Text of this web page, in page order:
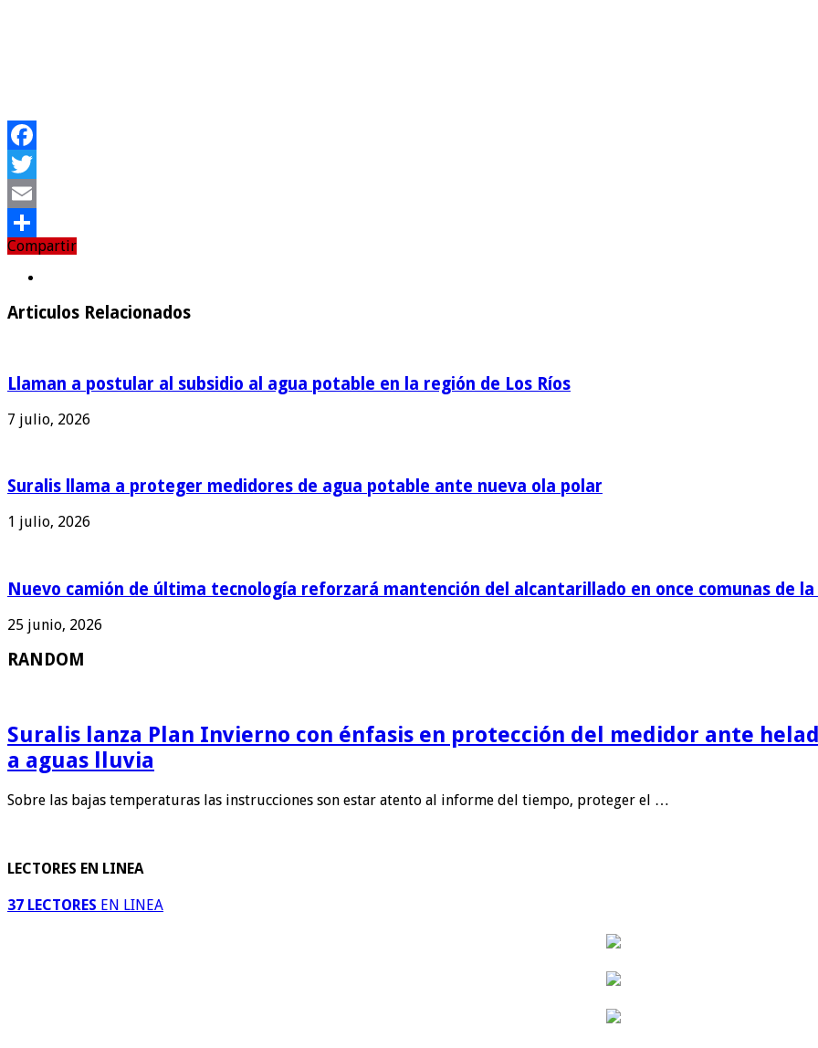
Facebook
Twitter
Email
Compartir
Compartir
Articulos Relacionados
Llaman a postular al subsidio al agua potable en la región de Los Ríos
7 julio, 2026
Suralis llama a proteger medidores de agua potable ante nueva ola polar
1 julio, 2026
Nuevo camión de última tecnología reforzará mantención del alcantarillado en once comunas de la
25 junio, 2026
RANDOM
Suralis lanza Plan Invierno con énfasis en protección del medidor ante
a aguas lluvia
Sobre las bajas temperaturas las instrucciones son estar atento al informe del tiempo, proteger el …
LECTORES EN LINEA
37 LECTORES EN LINEA